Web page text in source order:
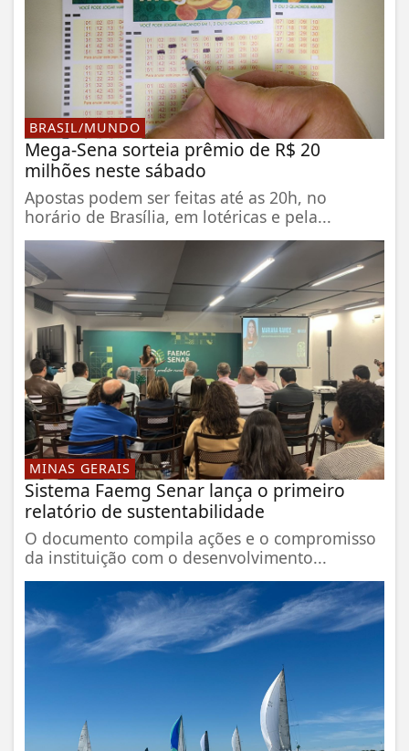
BRASIL/MUNDO
Mega-Sena sorteia prêmio de R$ 20
milhões neste sábado
Apostas podem ser feitas até as 20h, no
horário de Brasília, em lotéricas e pela...
MINAS GERAIS
Sistema Faemg Senar lança o primeiro
relatório de sustentabilidade
O documento compila ações e o compromisso
da instituição com o desenvolvimento...